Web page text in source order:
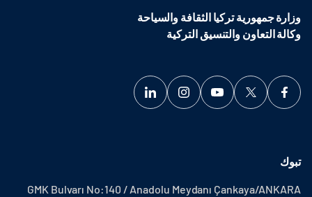
وزارة جمهورية تركيا الثقافة والسياحة
وكالة التعاون والتنسيق التركية
تبوك
GMK Bulvarı No:140 / Anadolu Meydanı Çankaya/ANKARA